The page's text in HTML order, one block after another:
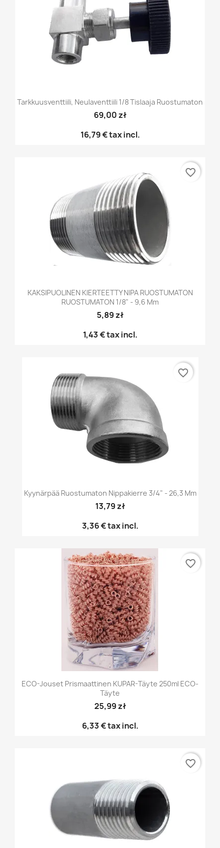
Tarkkuusventtiili, Neulaventtiili 1/8 Tislaaja Ruostumaton
69,00 zł
16,79 €tax incl.
KAKSIPUOLINEN KIERTEETTY NIPA RUOSTUMATON
RUOSTUMATON 1/8" - 9,6 Mm
5,89 zł
1,43 €tax incl.
favorite_border
Kyynärpää Ruostumaton Nippakierre 3/4" - 26,3 Mm
13,79 zł
3,36 €tax incl.
favorite_border
ECO-Jouset Prismaattinen KUPAR-Täyte 250ml ECO-
Täyte
25,99 zł
6,33 €tax incl.
favorite_border
favorite_border